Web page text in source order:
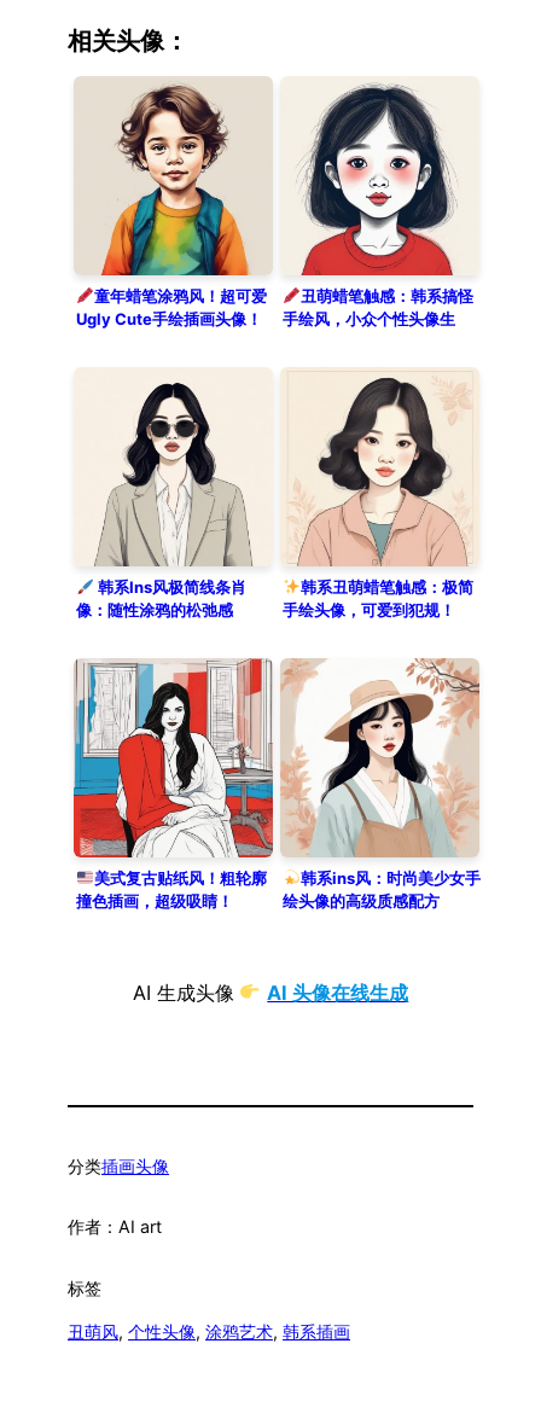
funny ‘ugly-cute’ vibe with clean
lines and a playful crayon style.
Rendered on textured paper with
subtle colored pencil shading, the
solo subject looks charmingly
amateur yet professionally
composed. The piece follows a
storybook style on a clean solid
color vibrant orange background.
相关头像：
童年蜡笔涂鸦风！超可爱
Ugly Cute手绘插画头像！
丑萌蜡笔触感：韩系搞怪
手绘风，小众个性头像生
韩系Ins风极简线条肖
像：随性涂鸦的松弛感
韩系丑萌蜡笔触感：极简
手绘头像，可爱到犯规！
美式复古贴纸风！粗轮廓
撞色插画，超级吸睛！
韩系ins风：时尚美少女手
绘头像的高级质感配方
AI 生成头像 AI 头像在线生成
分类插画头像
作者： AI art
标签
丑萌风, 个性头像, 涂鸦艺术, 韩系插画